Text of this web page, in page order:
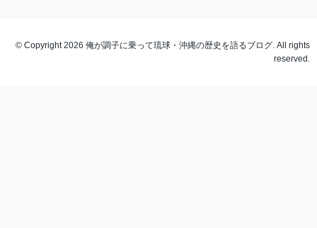
© Copyright 2026 俺が調子に乗って琉球・沖縄の歴史を語るブログ. All rights
reserved.